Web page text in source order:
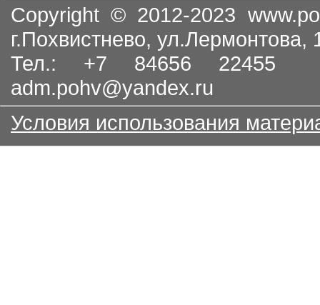
Copyright © 2012-2023
г.Похвистнево, ул.Лермонтова,
Тел.: +7 84656
adm.pohv@yandex.ru
Условия использования